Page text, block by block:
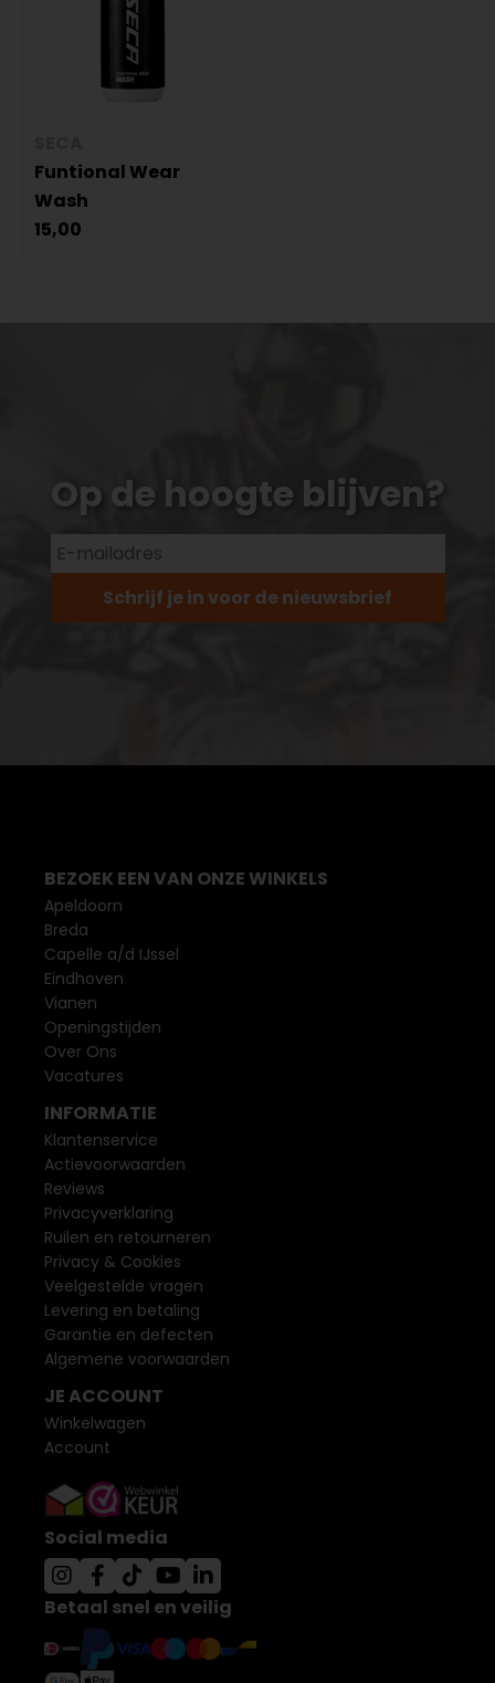
Funtional Wear
Wash
15,00
Op de hoogte blijven?
Schrijf je in voor de nieuwsbrief
BEZOEK EEN VAN ONZE WINKELS
Apeldoorn
Breda
Capelle a/d IJssel
Eindhoven
Vianen
Openingstijden
Over Ons
Vacatures
INFORMATIE
Klantenservice
Actievoorwaarden
Reviews
Privacyverklaring
Ruilen en retourneren
Privacy & Cookies
Veelgestelde vragen
Levering en betaling
Garantie en defecten
Algemene voorwaarden
JE ACCOUNT
Winkelwagen
Account
Social media
Betaal snel en veilig